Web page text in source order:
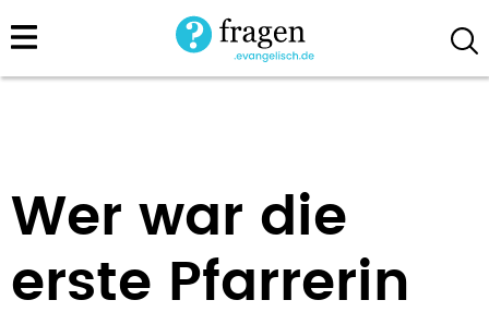
Direkt
zum
Wer war die
erste Pfarrerin